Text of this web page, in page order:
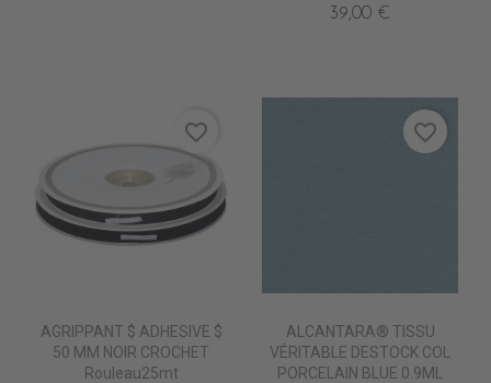
39,00 €
AGRIPPANT $ ADHESIVE $
50 MM NOIR CROCHET
Rouleau25mt
favorite_border
ALCANTARA® TISSU
VÉRITABLE DESTOCK COL
PORCELAIN BLUE 0.9ML
favorite_border